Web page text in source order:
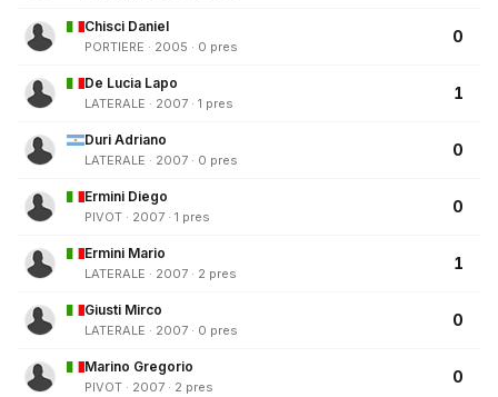
Chisci Daniel
PORTIERE · 2005 · 0 pres
0
De Lucia Lapo
LATERALE · 2007 · 1 pres
1
Duri Adriano
LATERALE · 2007 · 0 pres
0
Ermini Diego
PIVOT · 2007 · 1 pres
0
Ermini Mario
LATERALE · 2007 · 2 pres
1
Giusti Mirco
LATERALE · 2007 · 0 pres
0
Marino Gregorio
PIVOT · 2007 · 2 pres
0